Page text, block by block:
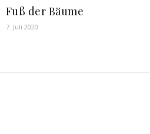
Fuß der Bäume
7. Juli 2020